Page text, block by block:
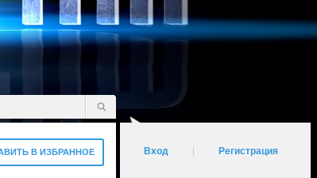
В ИЗБРАННОЕ Вход Регистрация